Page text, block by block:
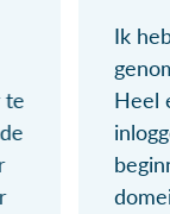
te
Ik
Heel